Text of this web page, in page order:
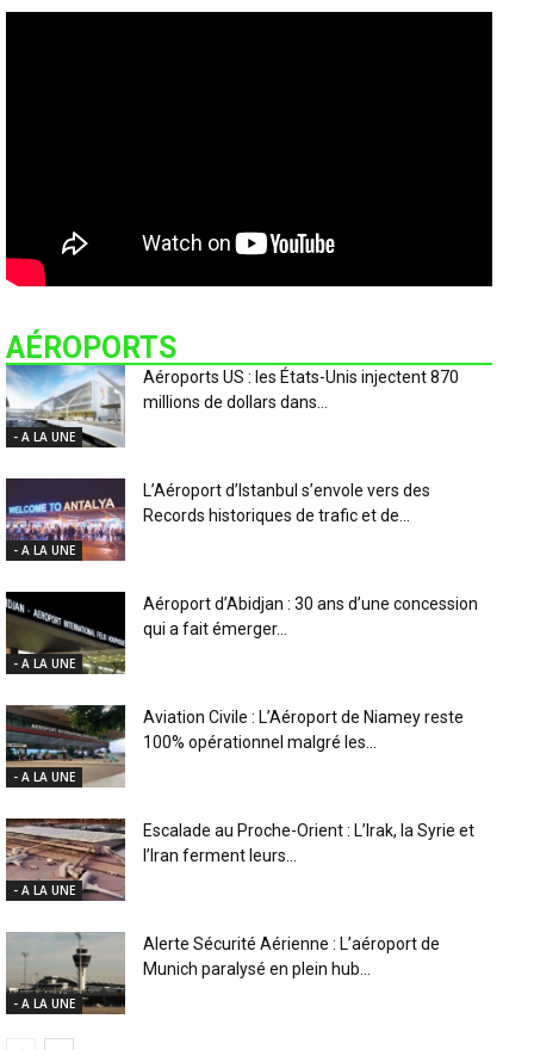
AÉROPORTS
- A LA UNE
Aéroports US : les États-Unis injectent 870
millions de dollars dans...
- A LA UNE
L’Aéroport d’Istanbul s’envole vers des
Records historiques de trafic et de...
- A LA UNE
Aéroport d’Abidjan : 30 ans d’une concession
qui a fait émerger...
- A LA UNE
Aviation Civile : L’Aéroport de Niamey reste
100% opérationnel malgré les...
- A LA UNE
Escalade au Proche-Orient : L’Irak, la Syrie et
l’Iran ferment leurs...
- A LA UNE
Alerte Sécurité Aérienne : L’aéroport de
Munich paralysé en plein hub...